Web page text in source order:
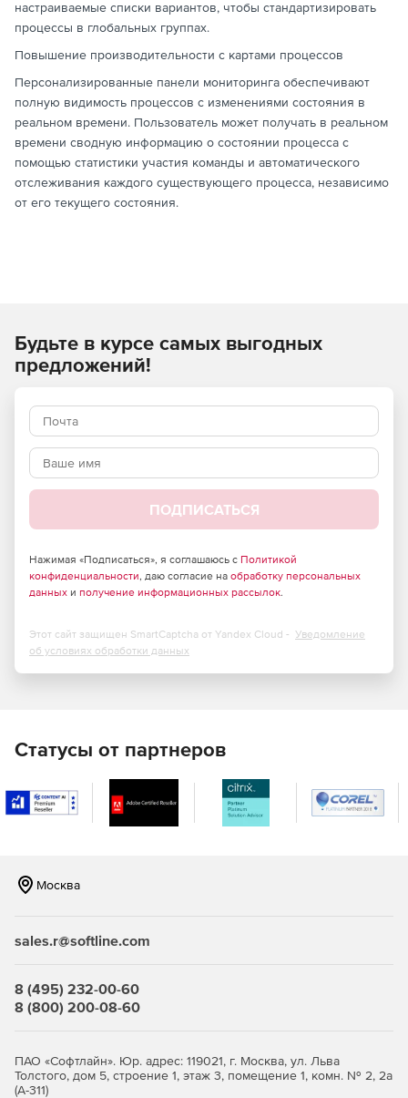
настраиваемые списки вариантов, чтобы стандартизировать
процессы в глобальных группах.
Повышение производительности с картами процессов
Персонализированные панели мониторинга обеспечивают
полную видимость процессов с изменениями состояния в
реальном времени. Пользователь может получать в реальном
времени сводную информацию о состоянии процесса с
помощью статистики участия команды и автоматического
отслеживания каждого существующего процесса, независимо
от его текущего состояния.
Будьте в курсе самых выгодных
предложений!
ПОДПИСАТЬСЯ
Нажимая «Подписаться», я соглашаюсь с Политикой
конфиденциальности, даю согласие на обработку персональных
данных и получение информационных рассылок.
Этот сайт защищен SmartCaptcha от Yandex Cloud - Уведомление
об условиях обработки данных
Статусы от партнеров
Москва
sales.r@softline.com
8 (495) 232-00-60
8 (800) 200-08-60
ПАО «Софтлайн». Юр. адрес: 119021, г. Москва, ул. Льва
Толстого, дом 5, строение 1, этаж 3, помещение 1, комн. № 2, 2а
(А-311)